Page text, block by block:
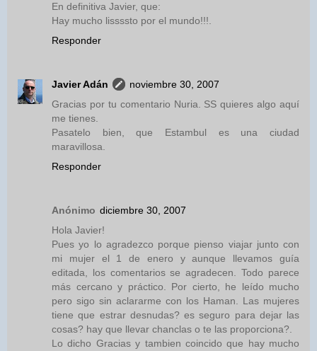
En definitiva Javier, que:
Hay mucho lissssto por el mundo!!!.
Responder
Javier Adán
noviembre 30, 2007
Gracias por tu comentario Nuria. SS quieres algo aquí
me tienes.
Pasatelo bien, que Estambul es una ciudad
maravillosa.
Responder
Anónimo diciembre 30, 2007
Hola Javier!
Pues yo lo agradezco porque pienso viajar junto con
mi mujer el 1 de enero y aunque llevamos guía
editada, los comentarios se agradecen. Todo parece
más cercano y práctico. Por cierto, he leído mucho
pero sigo sin aclararme con los Haman. Las mujeres
tiene que estrar desnudas? es seguro para dejar las
cosas? hay que llevar chanclas o te las proporciona?.
Lo dicho Gracias y tambien coincido que hay mucho